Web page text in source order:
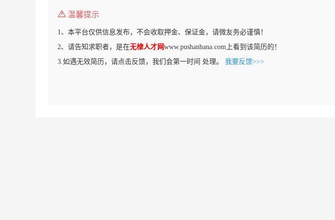
温馨提示
1、本平台仅供信息发布，不会收取押金、保证金，请微友务必谨慎！
2、请告知求职者，是在无棣人才网www.pushanhana.com上看到该简历的！
3.如遇无效简历，请点击反馈，我们会第一时间 处理。 我要反馈>>>